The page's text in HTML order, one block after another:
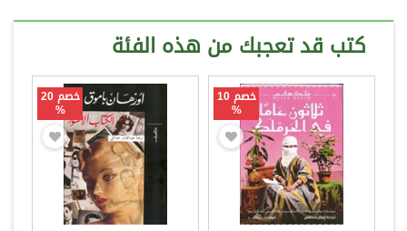
كتب قد تعجبك من هذه الفئة
خصم 10
%
خصم 20
%